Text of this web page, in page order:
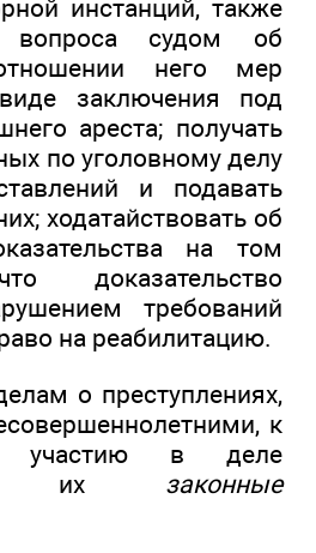
инстанций, также
судом об
него мер
заключения под
ареста; получать
по уголовному делу
и подавать
ходатайствовать об
на том
доказательство
требований
на реабилитацию.
о преступлениях,
к
участию в деле
их законные